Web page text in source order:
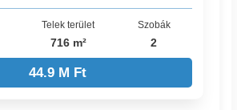
Telek terület
716 m²
Szobák
2
44.9 M Ft